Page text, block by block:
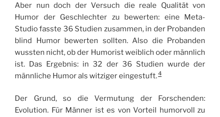
Aber nun doch der Versuch die reale Qualität von
Humor der Geschlechter zu bewerten: eine Meta-
Studio fasste 36 Studien zusammen, in der Probanden
blind Humor bewerten sollten. Also die Probanden
wussten nicht, ob der Humorist weiblich oder männlich
ist. Das Ergebnis: in 32 der 36 Studien wurde der
männliche Humor als witziger eingestuft.4
Der Grund, so die Vermutung der Forschenden:
Evolution. Für Männer ist es von Vorteil humorvoll zu